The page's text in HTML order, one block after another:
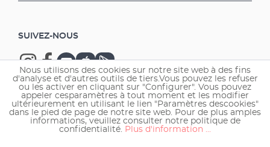
SUIVEZ-NOUS
Copyright © 2026 EHEIM GmbH & Co. KG.
Nous utilisons des cookies sur notre site web à des fins
d'analyse et d'autres outils de tiers.Vous pouvez les refuser
ou les activer en cliquant sur "Configurer". Vous pouvez
appeler cesparamètres à tout moment et les modifier
ultérieurement en utilisant le lien "Paramètres descookies"
dans le pied de page de notre site web. Pour de plus amples
informations, veuillez consulter notre politique de
confidentialité. Plus d'information ...